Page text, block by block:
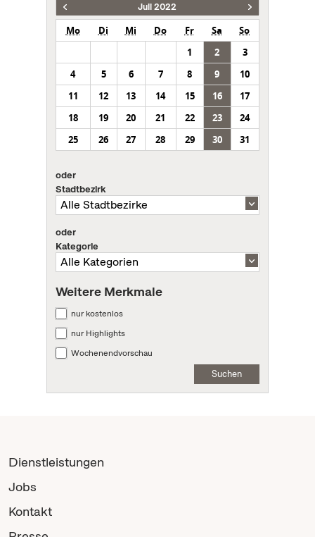
Juli 2022
Mo Di Mi Do Fr Sa
So
1
2
3
4
5 6 7 8 9
10
11
12 13 14 15 16
17
18
19 20 21 22 23
24
25
26 27 28 29 30 31
oder
Stadtbezirk
oder
Kategorie
Weitere Merkmale
nur kostenlos
nur Highlights
Wochenendvorschau
Suchen
Dienstleistungen
Jobs
Kontakt